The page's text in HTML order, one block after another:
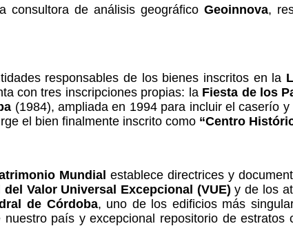
consultora de análisis geográfico Geoinnova,
responsables de los bienes inscritos en la
con tres inscripciones propias: la Fiesta de los
(1984), ampliada en 1994 para incluir el caserío
el bien finalmente inscrito como “Centro
Mundial establece directrices y
Valor Universal Excepcional (VUE) y de los
de Córdoba, uno de los edificios más
país y excepcional repositorio de estratos